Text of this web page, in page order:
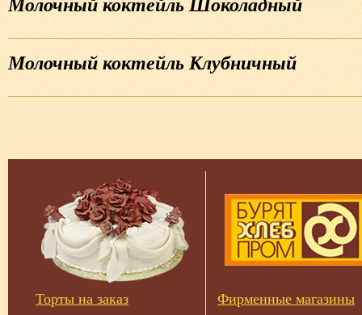
Молочный коктейль Клубничный
Торты на заказ Фирменные магазины